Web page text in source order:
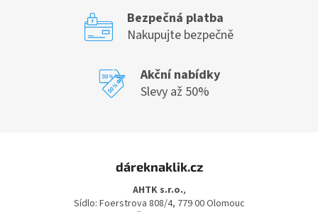
Bezpečná platba
Nakupujte bezpečně
Akční nabídky
Slevy až 50%
dáreknaklik.cz
AHTK s.r.o.,
Sídlo: Foerstrova 808/4, 779 00 Olomouc